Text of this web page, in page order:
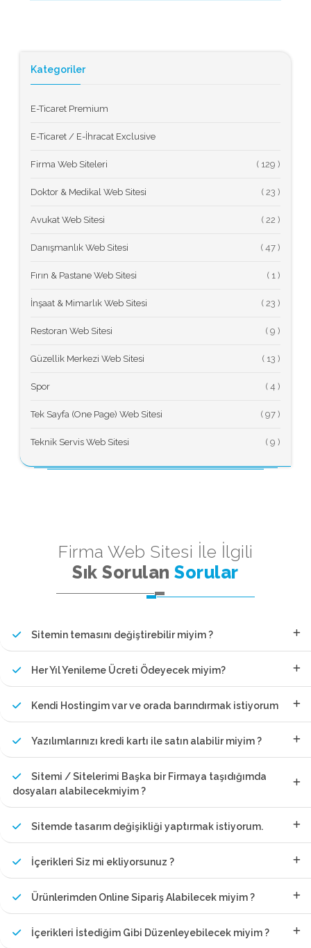
Kategoriler
E-Ticaret Premium
E-Ticaret / E-İhracat Exclusive
Firma Web Siteleri (
Doktor & Medikal Web Sitesi (
Avukat Web Sitesi (
Danışmanlık Web Sitesi (
Fırın & Pastane Web Sitesi (
İnşaat & Mimarlık Web Sitesi (
Restoran Web Sitesi (
Güzellik Merkezi Web Sitesi (
Spor (
Tek Sayfa (One Page) Web Sitesi (
Teknik Servis Web Sitesi (
Firma Web Sitesi İle İlgili
Sık SorulanSorular
Sitemin temasını değiştirebilir miyim ?
Her Yıl Yenileme Ücreti Ödeyecek miyim?
Kendi Hostingim var ve orada barındırmak istiyorum
Yazılımlarınızı kredi kartı ile satın alabilir miyim ?
Sitemi / Sitelerimi Başka bir Firmaya taşıdığımda
dosyaları alabilecekmiyim ?
Sitemde tasarım değişikliği yaptırmak istiyorum.
İçerikleri Siz mi ekliyorsunuz ?
Ürünlerimden Online Sipariş Alabilecek miyim ?
İçerikleri İstediğim Gibi Düzenleyebilecek miyim ?